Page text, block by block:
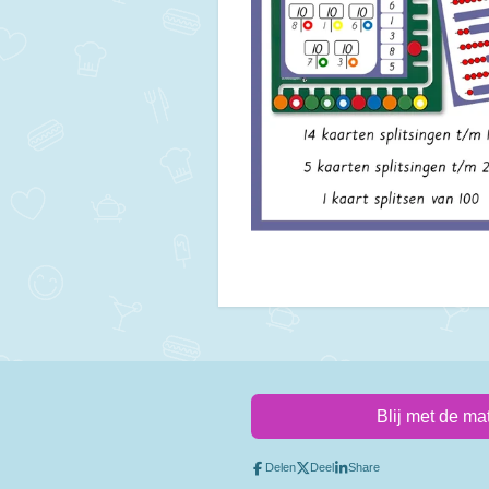
Blij met de
Delen Deel Share